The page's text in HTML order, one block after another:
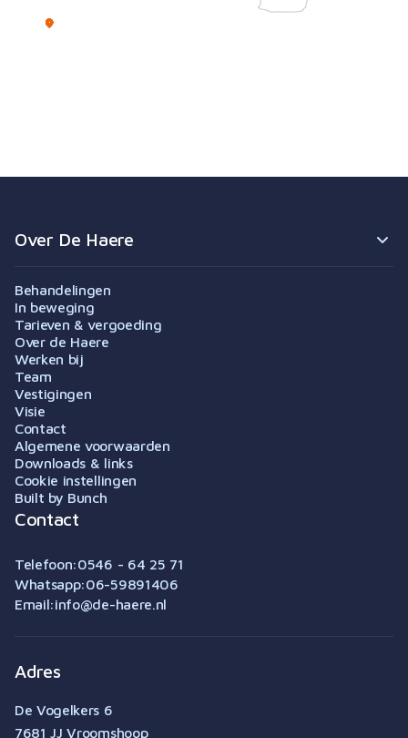
Over De Haere
Behandelingen
In beweging
Tarieven & vergoeding
Over de Haere
Werken bij
Team
Vestigingen
Visie
Contact
Algemene voorwaarden
Downloads & links
Cookie instellingen
Built by Bunch
Contact
Telefoon:0546 - 64 25 71
Whatsapp:06-59891406
Email:info@de-haere.nl
Adres
De Vogelkers 6
7681 JJ Vroomshoop